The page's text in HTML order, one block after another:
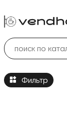
Motoare &
Фильтр